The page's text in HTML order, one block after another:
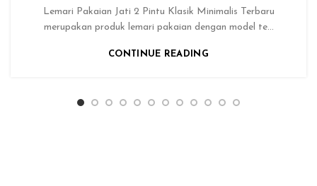
Lemari Pakaian Jati 2 Pintu Klasik Minimalis Terbaru
merupakan produk lemari pakaian dengan model te...
CONTINUE READING